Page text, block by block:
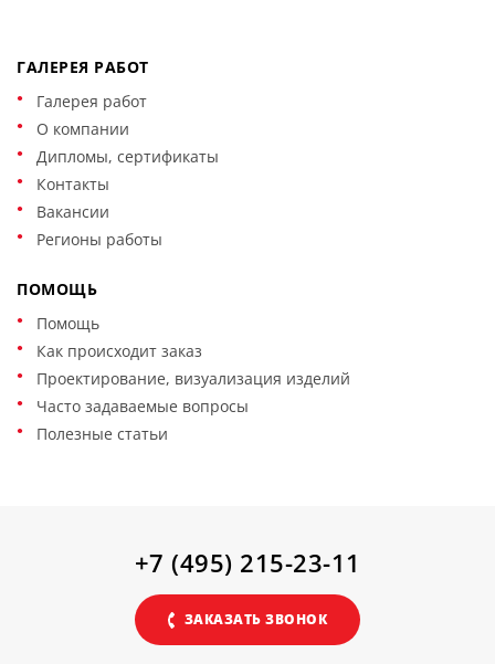
ГАЛЕРЕЯ РАБОТ
Галерея работ
О компании
Дипломы, сертификаты
Контакты
Вакансии
Регионы работы
ПОМОЩЬ
Помощь
Как происходит заказ
Проектирование, визуализация изделий
Часто задаваемые вопросы
Полезные статьи
+7 (495) 215-23-11
ЗАКАЗАТЬ ЗВОНОК